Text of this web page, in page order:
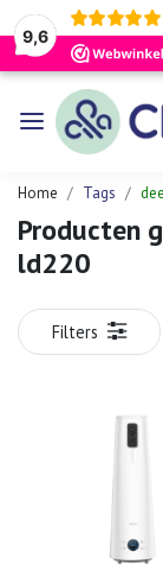
9,6
Home Tags
Producten
ld220
Filters